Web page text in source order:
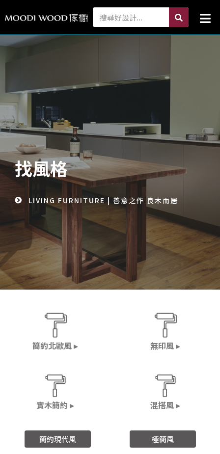
至
Search search
找風格
LIVING FURNITURE | 善意之作 良木而居
簡約北歐風 ▸ 無印風 ▸
實木簡約 ▸ 混搭風 ▸
簡約現代風 極簡風